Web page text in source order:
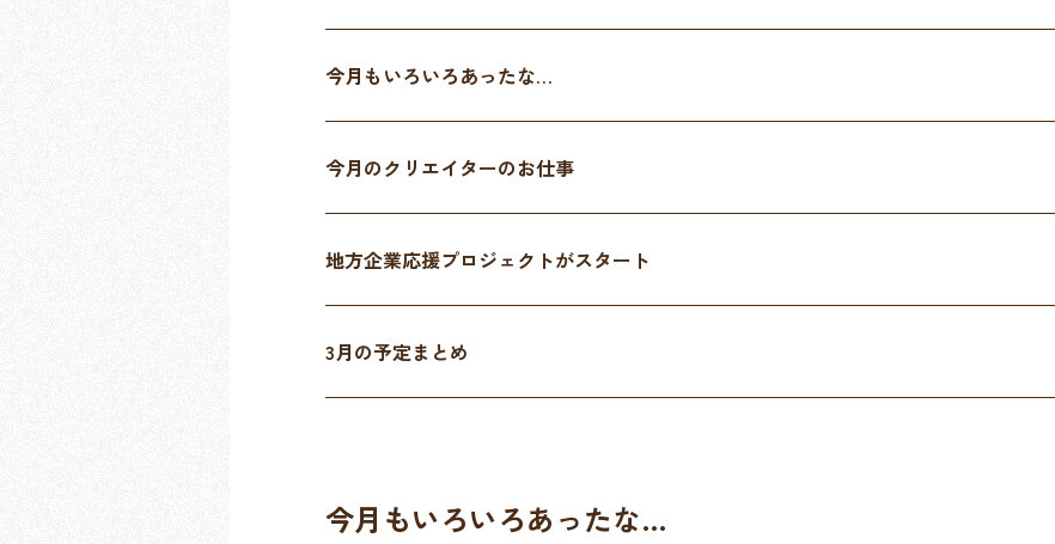
今月もいろいろあったな…
今月のクリエイターのお仕事
地方企業応援プロジェクトがスタート
3月の予定まとめ
今月もいろいろあったな…